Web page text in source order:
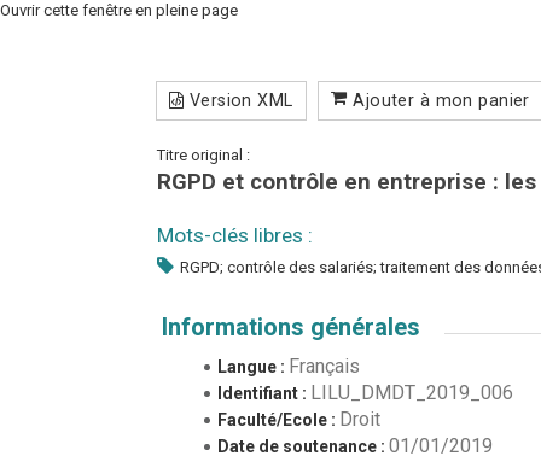
Ouvrir cette fenêtre en pleine page
Version XML Ajouter à mon panier
Titre original :
RGPD et contrôle en entreprise :
Mots-clés libres :
RGPD; contrôle des salariés; traitement des
Informations générales
Langue : Français
Identifiant : LILU_DMDT_2019_006
Faculté/Ecole : Droit
Date de soutenance : 01/01/2019